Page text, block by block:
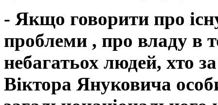
- Якщо говорити про
проблеми , про владу в
небагатьох людей, хто
Віктора Януковича